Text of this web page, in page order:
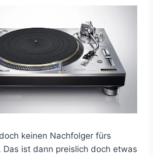
keinen Nachfolger fürs
Das ist dann preislich doch etwas